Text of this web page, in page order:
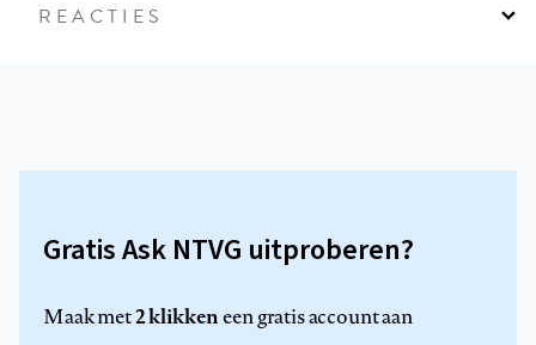
REACTIES
Gratis Ask NTVG uitproberen?
Maak met2 klikkeneen gratis account aan